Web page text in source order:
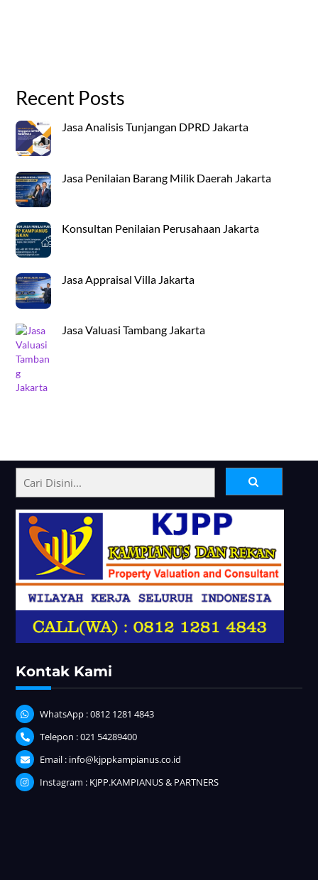
Recent Posts
Jasa Analisis Tunjangan DPRD Jakarta
Jasa Penilaian Barang Milik Daerah Jakarta
Konsultan Penilaian Perusahaan Jakarta
Jasa Appraisal Villa Jakarta
Jasa Valuasi Tambang Jakarta
Back
To
Top
Kontak Kami
WhatsApp : 0812 1281 4843
Telepon : 021 54289400
Email : info@kjppkampianus.co.id
Instagram : KJPP.KAMPIANUS & PARTNERS